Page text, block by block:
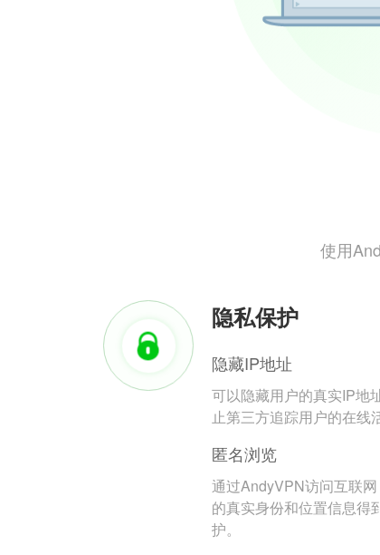
使用
隐私保护
隐藏IP地址
可以隐藏用户的真实IP地
止第三方追踪用户的在线
匿名浏览
通过AndyVPN访问互联
的真实身份和位置信息得
护。